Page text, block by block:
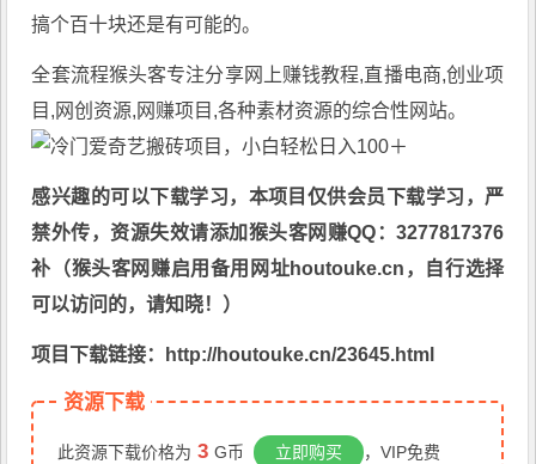
搞个百十块还是有可能的。
全套流程猴头客专注分享网上赚钱教程,直播电商,创业项
目,网创资源, 网赚项目 ,各种素材资源的综合性网站。
感兴趣的可以下载学习，本项目仅供会员下载学习，严
禁外传，资源失效请添加猴头客网赚QQ：3277817376
补（猴头客网赚启用备用网址houtouke.cn，自行选择
可以访问的，请知晓！）
项目下载链接：http://houtouke.cn/23645.html
资源下载
此资源下载价格为 3 G币 立即购买 ，VIP免费